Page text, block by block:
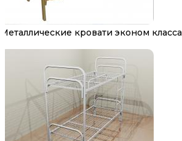
Металлические кровати эконом класса